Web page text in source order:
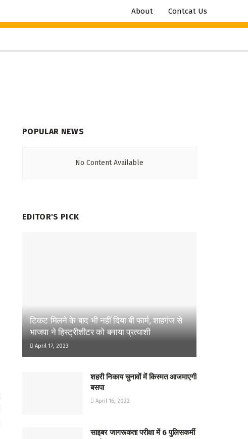
About Contcat Us
POPULAR NEWS
No Content Available
EDITOR'S PICK
टिकट मिलने के बाद भी नहीं दिया बी फार्म, शाहगंज से
भाजपा ने हिस्ट्रीशीटर को बनाया प्रत्याशी
April 17, 2023
शहरी निकाय चुनावों में किस्मत आजमाएगी
बसपा
April 16, 2022
साइबर जागरूकता परीक्षा में 6 पुलिसकर्मी